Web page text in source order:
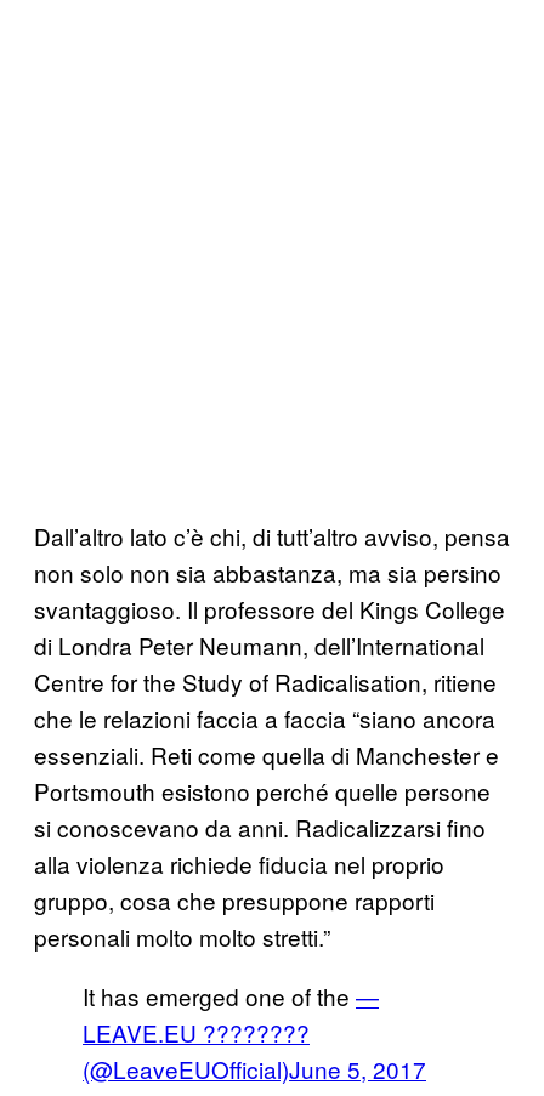
Dall’altro lato c’è chi, di tutt’altro avviso, pensa
non solo non sia abbastanza, ma sia persino
svantaggioso. Il professore del Kings College
di Londra Peter Neumann, dell’International
Centre for the Study of Radicalisation, ritiene
che le relazioni faccia a faccia “siano ancora
essenziali. Reti come quella di Manchester e
Portsmouth esistono perché quelle persone
si conoscevano da anni. Radicalizzarsi fino
alla violenza richiede fiducia nel proprio
gruppo, cosa che presuppone rapporti
personali molto molto stretti.”
It has emerged one of the —
LEAVE.EU ????????
(@LeaveEUOfficial)June 5, 2017